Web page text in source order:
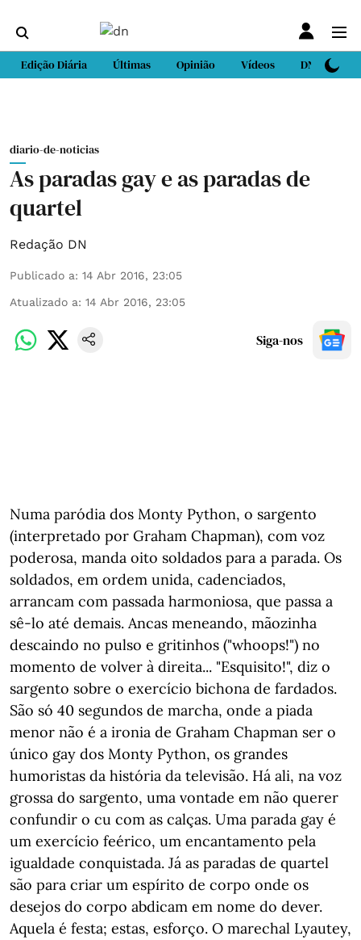
Edição Diária Últimas Opinião Vídeos DN Sport
diario-de-noticias
As paradas gay e as paradas de
quartel
Redação DN
Publicado a: 14 Abr 2016, 23:05
Atualizado a: 14 Abr 2016, 23:05
Siga-nos
Numa paródia dos Monty Python, o sargento
(interpretado por Graham Chapman), com voz
poderosa, manda oito soldados para a parada. Os
soldados, em ordem unida, cadenciados,
arrancam com passada harmoniosa, que passa a
sê-lo até demais. Ancas meneando, mãozinha
descaindo no pulso e gritinhos ("whoops!") no
momento de volver à direita... "Esquisito!", diz o
sargento sobre o exercício bichona de fardados.
São só 40 segundos de marcha, onde a piada
menor não é a ironia de Graham Chapman ser o
único gay dos Monty Python, os grandes
humoristas da história da televisão. Há ali, na voz
grossa do sargento, uma vontade em não querer
confundir o cu com as calças. Uma parada gay é
um exercício feérico, um encantamento pela
igualdade conquistada. Já as paradas de quartel
são para criar um espírito de corpo onde os
desejos do corpo abdicam em nome do dever.
Aquela é festa; estas, esforço. O marechal Lyautey,